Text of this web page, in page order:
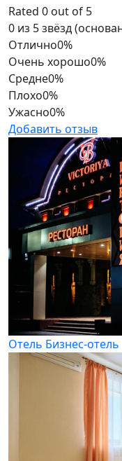
Rated 0 out of 5
0 из 5 звёзд
Отлично0%
Очень хорошо0%
Средне0%
Плохо0%
Ужасно0%
Добавить отзыв
Отель Бизнес-